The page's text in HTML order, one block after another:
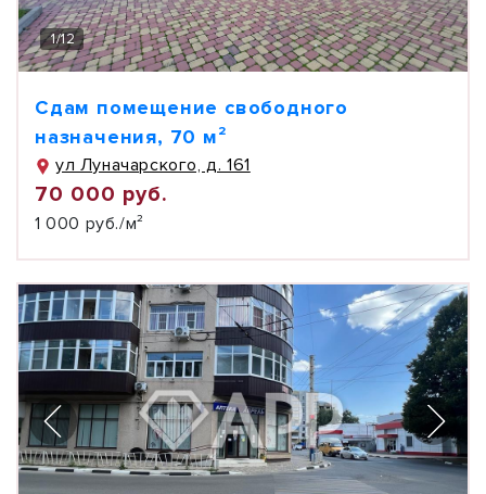
1/12
Сдам помещение свободного
назначения, 70 м²
ул Луначарского, д. 161
70 000 руб.
1 000 руб./м²